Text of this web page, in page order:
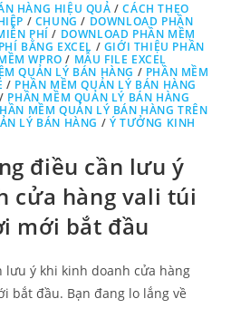
HÀNG HIỆU QUẢ /CÁCH THEO
/ CHUNG / DOWNLOAD PHẦN
PHÍ / DOWNLOAD PHẦN MỀM
BẰNG EXCEL / GIỚI THIỆU PHẦN
WPRO / MẪU FILE EXCEL
QUẢN LÝ BÁN HÀNG / PHẦN MỀM
/ PHẦN MỀM QUẢN LÝ BÁN HÀNG
/ PHẦN MỀM QUẢN LÝ BÁN HÀNG
MỀM QUẢN LÝ BÁN HÀNG TRÊN
LÝ BÁN HÀNG / Ý TƯỞNG KINH
điều cần lưu ý
cửa hàng vali túi
mới bắt đầu
lưu ý khi kinh doanh cửa hàng
bắt đầu. Bạn đang lo lắng về